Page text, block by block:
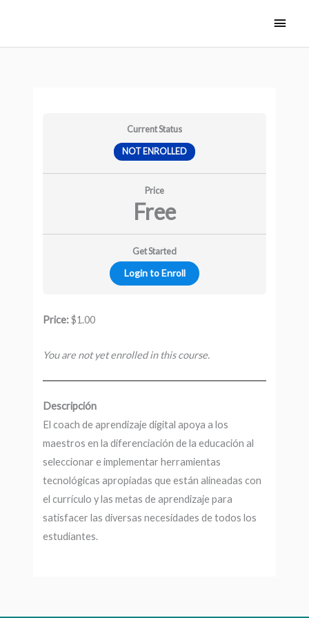
content
Current Status
NOT ENROLLED
Price
Free
Get Started
Login to Enroll
Price:$1.00
You are not yet enrolled in this course.
Descripción
El coach de aprendizaje digital apoya a los
maestros en la diferenciación de la educación al
seleccionar e implementar herramientas
tecnológicas apropiadas que están alineadas con
el currículo y las metas de aprendizaje para
satisfacer las diversas necesidades de todos los
estudiantes.